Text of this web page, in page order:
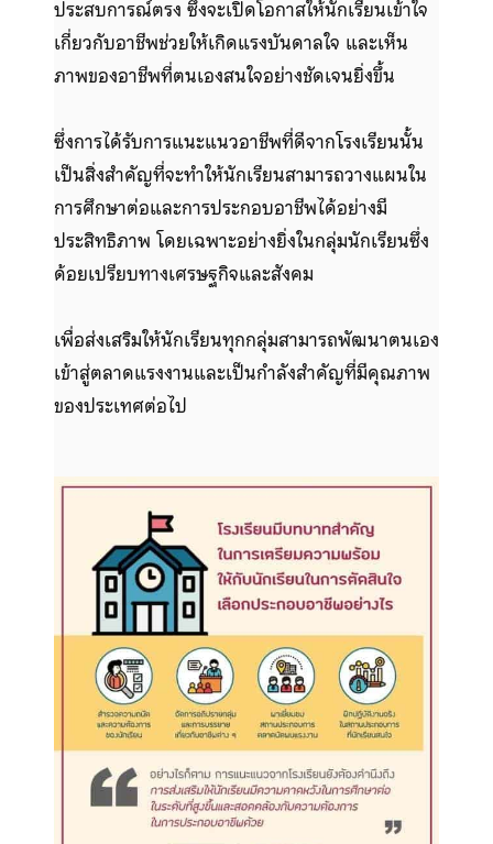
ประสบการณ์ตรง ซึ่งจะเปิดโอกาสให้นักเรียนเข้าใจ
เกี่ยวกับอาชีพช่วยให้เกิดแรงบันดาลใจ และเห็น
ภาพของอาชีพที่ตนเองสนใจอย่างชัดเจนยิ่งขึ้น
ซึ่งการได้รับการแนะแนวอาชีพที่ดีจากโรงเรียนนั้น
เป็นสิ่งสำคัญที่จะทำให้นักเรียนสามารถวางแผนใน
การศึกษาต่อและการประกอบอาชีพได้อย่างมี
ประสิทธิภาพ โดยเฉพาะอย่างยิ่งในกลุ่มนักเรียนซึ่ง
ด้อยเปรียบทางเศรษฐกิจและสังคม
เพื่อส่งเสริมให้นักเรียนทุกกลุ่มสามารถพัฒนาตนเอง
เข้าสู่ตลาดแรงงานและเป็นกำลังสำคัญที่มีคุณภาพ
ของประเทศต่อไป